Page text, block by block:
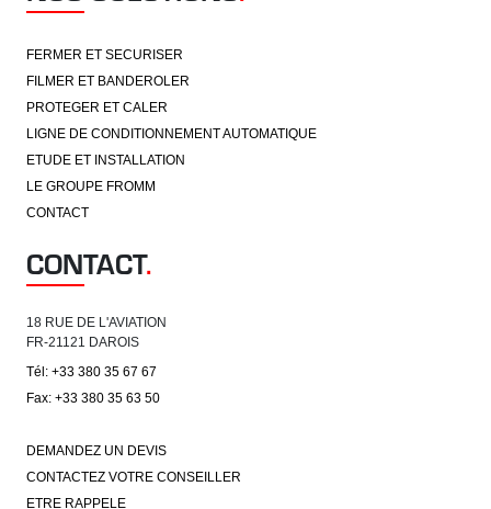
FERMER ET SECURISER
FILMER ET BANDEROLER
PROTEGER ET CALER
LIGNE DE CONDITIONNEMENT AUTOMATIQUE
ETUDE ET INSTALLATION
LE GROUPE FROMM
CONTACT
CONTACT.
18 RUE DE L'AVIATION
FR-21121 DAROIS
Tél: +33 380 35 67 67
Fax: +33 380 35 63 50
DEMANDEZ UN DEVIS
CONTACTEZ VOTRE CONSEILLER
ETRE RAPPELE